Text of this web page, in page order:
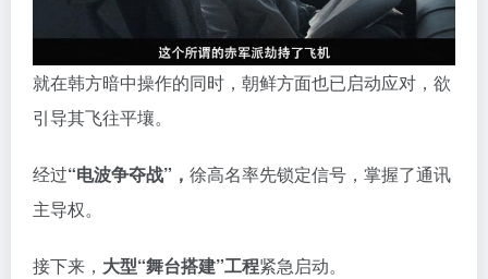
就在韩方暗中操作的同时，朝鲜方面也已启动应对，欲
引导其飞往平壤。
经过“电波争夺战”， 徐高名率先锁定信号，掌握了通讯
主导权。
接下来， 大型“舞台搭建”工程紧急启动。